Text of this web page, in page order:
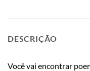
DESCRIÇÃO
Você vai encontrar